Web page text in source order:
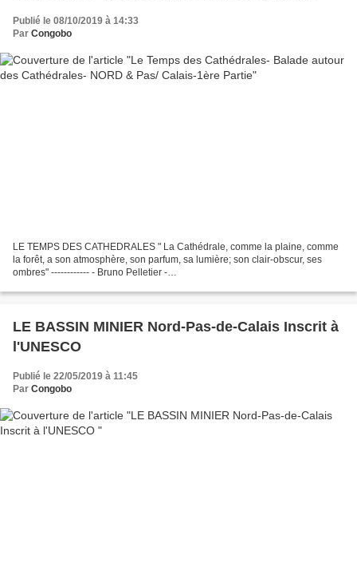
Publié le 08/10/2019 à 14:33
Par Congobo
LE TEMPS DES CATHEDRALES " La Cathédrale, comme la plaine, comme
la forêt, a son atmosphère, son parfum, sa lumière; son clair-obscur, ses
ombres" ------------ - Bruno Pelletier -
========= Les...
LE BASSIN MINIER Nord-Pas-de-Calais Inscrit à
l'UNESCO
Publié le 22/05/2019 à 11:45
Par Congobo